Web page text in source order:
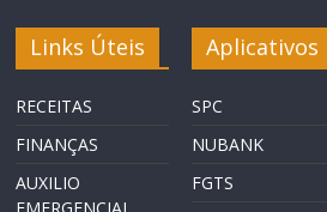
Links Úteis
RECEITAS
FINANÇAS
AUXILIO
Aplicativos
SPC
NUBANK
FGTS